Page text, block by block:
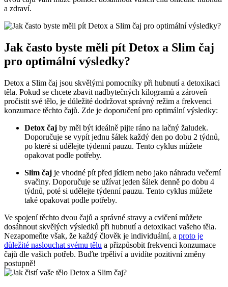
a zdraví.
Jak často byste měli pít Detox a Slim čaj
pro optimální výsledky?
Detox a Slim čaj jsou skvělými pomocníky při hubnutí a detoxikaci
těla. Pokud se chcete zbavit nadbytečných kilogramů a zároveň
pročistit své tělo, je důležité dodržovat správný režim a frekvenci
konzumace těchto čajů. Zde je doporučení pro optimální výsledky:
Detox čaj by měl být ideálně pijte ráno na lačný žaludek.
Doporučuje se vypít jednu šálek každý den po dobu 2 týdnů,
po které si udělejte týdenní pauzu. Tento cyklus můžete
opakovat podle potřeby.
Slim čaj je vhodné pít před jídlem nebo jako náhradu večerní
svačiny. Doporučuje se užívat jeden šálek denně po dobu 4
týdnů, poté si udělejte týdenní pauzu. Tento cyklus můžete
také opakovat podle potřeby.
Ve spojení těchto dvou čajů a správné stravy a cvičení můžete
dosáhnout skvělých výsledků při hubnutí a detoxikaci vašeho těla.
Nezapomeňte však, že každý člověk je individuální, a proto je
důležité naslouchat svému tělu a přizpůsobit frekvenci konzumace
čajů dle vašich potřeb. Buďte trpěliví a uvidíte pozitivní změny
postupně!